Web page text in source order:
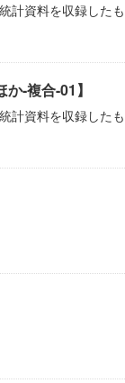
計資料を収録したも
-複合-01】
計資料を収録したも